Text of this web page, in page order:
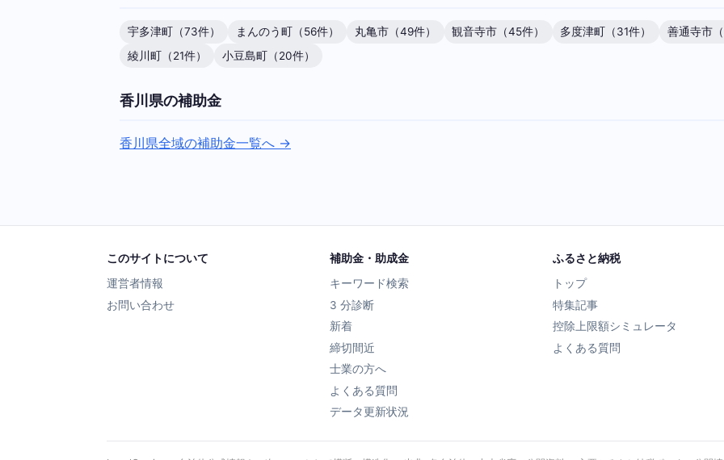
宇多津町（73件） まんのう町（56件） 丸亀市（49件） 観音寺市（45件） 多度津町（31件） 善通寺市（
綾川町（21件）
小豆島町（20件）
香川県の補助金
香川県全域の補助金一覧へ →
このサイトについて
運営者情報
お問い合わせ
補助金・助成金
キーワード検索
3 分診断
新着
締切間近
士業の方へ
よくある質問
データ更新状況
ふるさと納税
トップ
特集記事
控除上限額シミュレータ
よくある質問